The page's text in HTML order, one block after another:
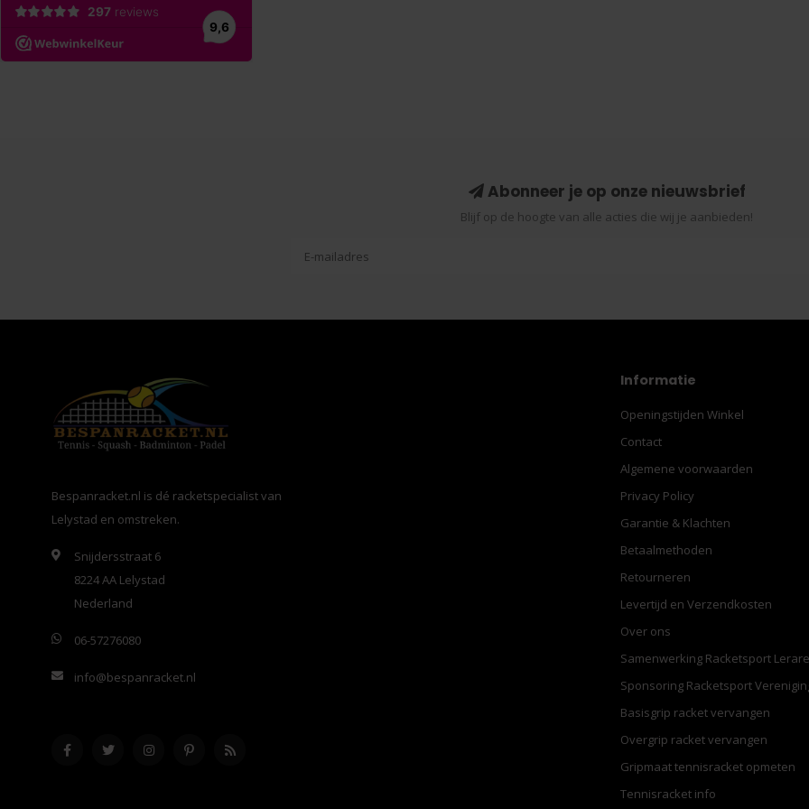
Abonneer je op onze nieuwsbrief
Blijf op de hoogte van alle acties die wij je aanbieden!
Bespanracket.nl is dé racketspecialist van
Lelystad en omstreken.
Snijdersstraat 6
8224 AA Lelystad
Nederland
06-57276080
info@bespanracket.nl
Informatie
Openingstijden Winkel
Contact
Algemene voorwaarden
Privacy Policy
Garantie & Klachten
Betaalmethoden
Retourneren
Levertijd en Verzendkosten
Over ons
Samenwerking Racketsport
Sponsoring Racketsport
Basisgrip racket vervangen
Overgrip racket vervangen
Gripmaat tennisracket opmeten
Tennisracket info